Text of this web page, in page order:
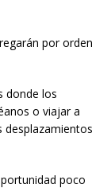
por orden
donde los
o viajar a
desplazamientos
poco